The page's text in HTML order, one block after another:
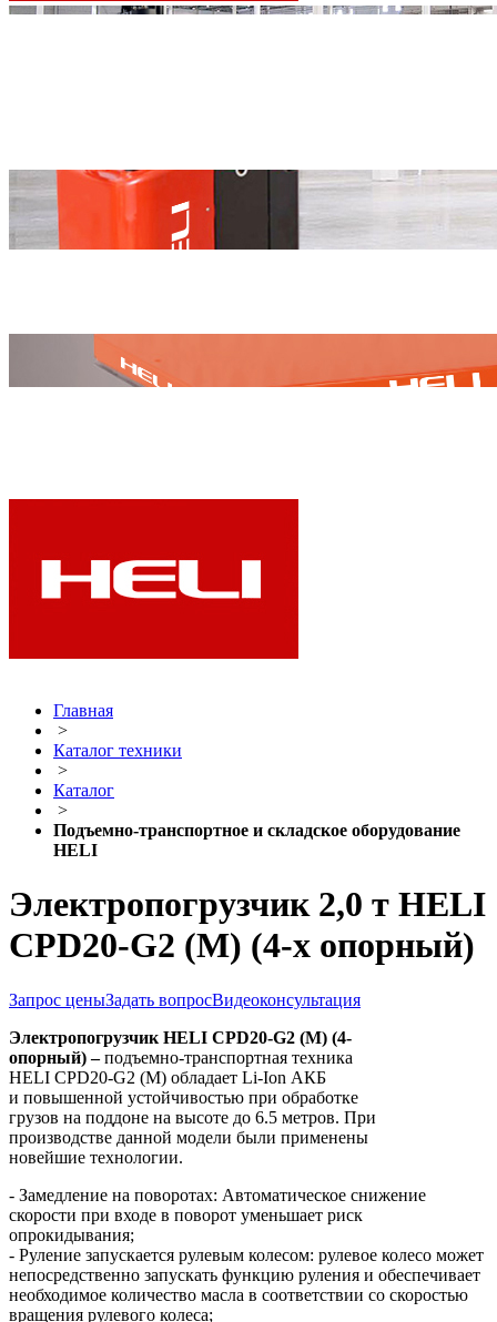
Главная
>
Каталог техники
>
Каталог
>
Подъемно-транспортное и складское оборудование
HELI
Электропогрузчик 2,0 т HELI
CPD20-G2 (M) (4-х опорный)
Запрос ценыЗадать вопросВидеоконсультация
Электропогрузчик HELI CPD20-G2 (M) (4-
опорный) –подъемно-транспортная техника
HELI CPD20-G2 (M) обладает Li-Ion АКБ
и повышенной устойчивостью при обработке
грузов на поддоне на высоте до 6.5 метров. При
производстве данной модели были применены
новейшие технологии.
- Замедление на поворотах: Автоматическое снижение
скорости при входе в поворот уменьшает риск
опрокидывания;
- Руление запускается рулевым колесом: рулевое колесо может
непосредственно запускать функцию руления и обеспечивает
необходимое количество масла в соответствии со скоростью
вращения рулевого колеса;